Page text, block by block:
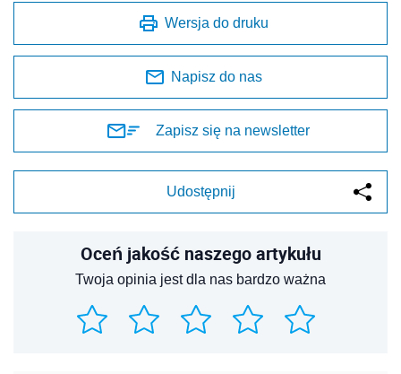
Wersja do druku
Napisz do nas
Zapisz się na newsletter
Udostępnij
Oceń jakość naszego artykułu
Twoja opinia jest dla nas bardzo ważna